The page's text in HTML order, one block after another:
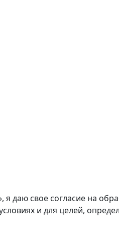
даю свое согласие на
и для целей,